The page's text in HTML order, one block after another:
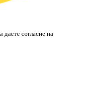
согласие на